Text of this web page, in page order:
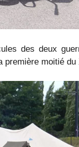
des deux
première moitié